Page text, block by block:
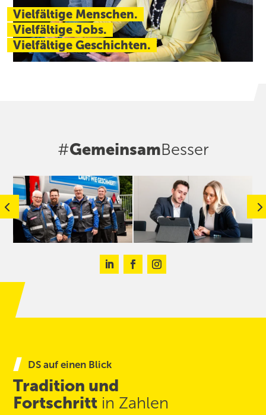
Vielfältige Menschen.
Vielfältige Jobs.
Vielfältige Geschichten.
#GemeinsamBesser
DS auf einen Blick
Tradition und
Fortschritt in Zahlen